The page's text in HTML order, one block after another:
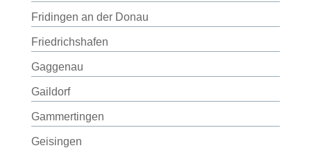
Fridingen an der Donau
Friedrichshafen
Gaggenau
Gaildorf
Gammertingen
Geisingen